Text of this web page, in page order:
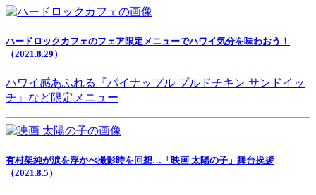
ハードロックカフェのフェア限定メニューでハワイ気分を味わおう！
（2021.8.29）
ハワイ感あふれる『パイナップル プルドチキン サンドイッ
チ』など限定メニュー
有村架純が涙を浮かべ撮影時を回想…「映画 太陽の子」舞台挨拶
（2021.8.5）